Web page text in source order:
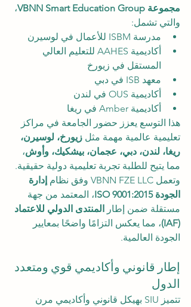
مجموعة VBNN Smart Education Group
،
والتي تشمل:
مدرسة ISBM للأعمال في لوسيرن
أكاديمية AAHES للتعليم العالي
المستقل في زيورخ
معهد ISB في دبي
أكاديمية OUS في لندن
أكاديمية Amber في ريغا
هذا التوسع يعزز حضور الجامعة في مراكز
تعليمية عالمية مهمة مثل زيورخ، لوسيرن،
ريغا، لندن، دبي، عجمان، بيشكيك، وأوش،
مما يتيح للطلبة تجربة تعليمية دولية حقيقية.
وتعمل VBNN FZE LLC وفق نظام
إدارة
الجودة ISO 9001:2015
، المعتمد من جهة
مستقلة ضمن إطار المنتدى الدولي للاعتماد
(IAF)
، مما يعكس التزامًا واضحًا بمعايير
الجودة العالمية.
إطار قانوني وأكاديمي قوي ومتعدد
الدول
تتميز SIU بهيكل قانوني وأكاديمي مرن